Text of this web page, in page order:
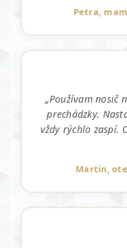
Petra,
„Používam nosič
prechádzky.
vždy rýchlo zaspí.
Martin,